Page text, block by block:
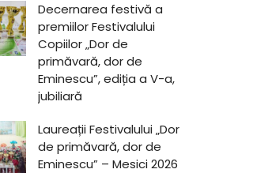
Decernarea festivă a
premiilor Festivalului
Copiilor „Dor de
primăvară, dor de
Eminescu”, ediția a V-a,
jubiliară
Laureații Festivalului „Dor
de primăvară, dor de
Eminescu” – Mesici 2026